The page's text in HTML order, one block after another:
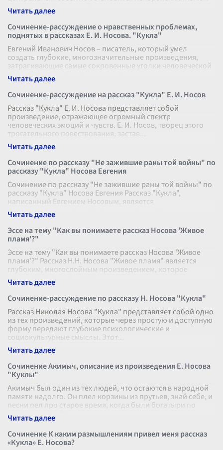
маленькой игрушечной
Сочинение-рассуждение о нравственных проблемах,
поднятых в рассказах Е. И. Носова. "Кукла"
Евгений Иванович Носов – писатель, который умел
создать глубокие, многозначительные произведения,
затрагивающие самые сокровенные уголки человеческой
души. Его рассказы насыщены ра
Сочинение-рассуждение на рассказ "Кукла" Е. И. Носов
Рассказ "Кукла" Е. И. Носова представляет собой
произведение, отражающее огромный спектр
человеческих эмоций и чувств. Е. И. Носов, творец этого
трогательного повествования, застав
Сочинение по рассказу "Не зажившие раны той войны" по
рассказу "Кукла" Носова Евгения
Сочинение по рассказу "Не зажившие раны той войны" по
рассказу "Кукла" Носова Евгения Рассказ "Кукла",
написанный Евгением Носовым, является
проникновенным произведением, раскрыва
Эссе на тему "Как вы понимаете рассказ Носова 'Живое
пламя'?"
Эссе на тему "Как вы понимаете рассказ Носова 'Живое
пламя'?" Рассказ Н.Н. Носова "Живое пламя" является
глубоким, многослойным произведением, которое
раскрывает перед читателем н
Сочинение-рассуждение по рассказу Н. Носова "Кукла"
Рассказ Николая Носова "Кукла" представляет собой одно
из тех произведений, которые через простую и доступную
форму передают глубокие психологические и
социокультурные смыслы. Этот
Сочинение Акимыч, описание из произведения Е. Носова
"Куклы"
Акимыч был один из тех людей, что остаются в народной
памяти надолго. Он плел корзины из прутьев, знай себе, и
песни пел про старое время, когда были богатыри по
земле ходили. Этим
Сочинение К каким размышлениям привел меня рассказ
«Кукла» Е. Носова?